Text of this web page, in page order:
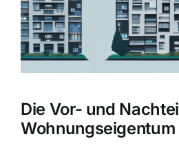
Die Vor- und
Wohnungseigentum